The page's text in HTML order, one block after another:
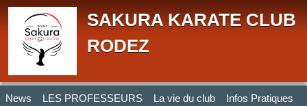
SAKURA KARATE CLUB
RODEZ
News LES PROFESSEURS La vie du club Infos Pratiques
Panneau de gestion des cookies